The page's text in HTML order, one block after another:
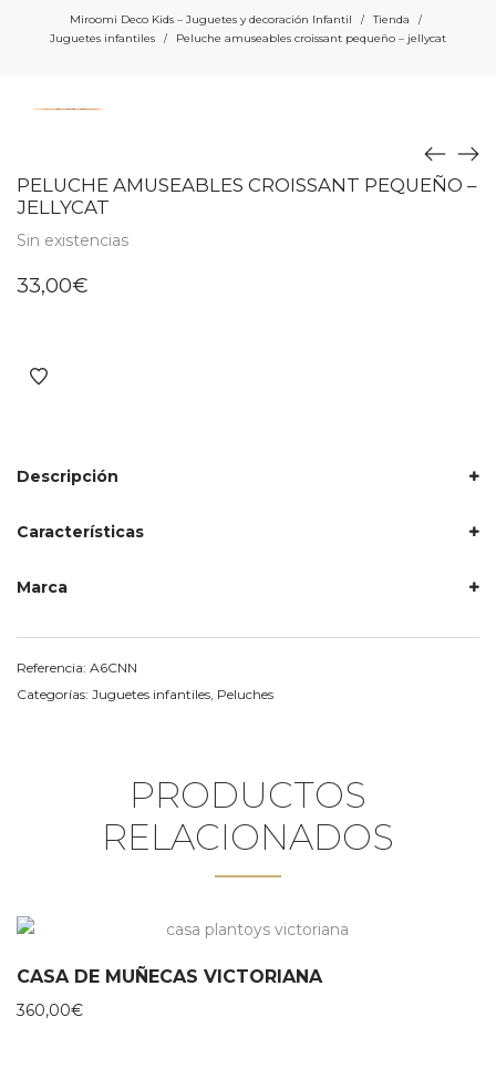
Miroomi Deco Kids – Juguetes y decoración Infantil / Tienda /
Juguetes infantiles / Peluche amuseables croissant pequeño – jellycat
PELUCHE AMUSEABLES CROISSANT PEQUEÑO –
JELLYCAT
Sin existencias
33,00€
Descripción
Características
Marca
Referencia: A6CNN
Categorías: Juguetes infantiles, Peluches
PRODUCTOS
RELACIONADOS
CASA DE MUÑECAS VICTORIANA
360,00€